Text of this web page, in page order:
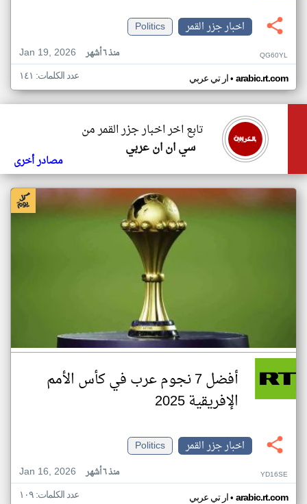
اخبار جزر القمر
Politics
Jan 19, 2026
منذ ٦ أشهر QG60YL
ار تي عربي• arabic.rt.com عدد الكلمات: ١٤١
تابع اخر اخبار جزر القمر من
سي ان ان عربي
مصادر أخرى
أفضل 7 نجوم عرب في كأس الأمم
الإفريقية 2025
اخبار جزر القمر
Politics
Jan 16, 2026
منذ ٦ أشهر YD16SE
ار تي عربي• arabic.rt.com عدد الكلمات: ١٠٩